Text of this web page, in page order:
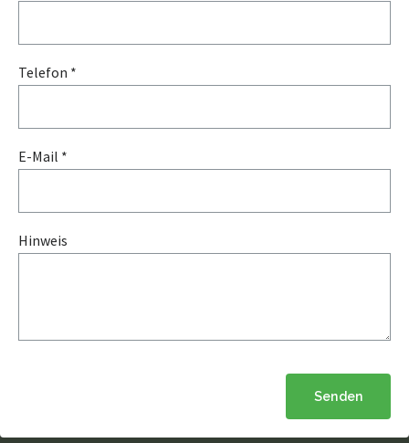
Telefon *
E-Mail *
Hinweis
Senden